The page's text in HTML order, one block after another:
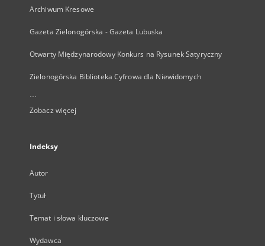
Archiwum Kresowe
Gazeta Zielonogórska - Gazeta Lubuska
Otwarty Międzynarodowy Konkurs na Rysunek Satyryczny
Zielonogórska Biblioteka Cyfrowa dla Niewidomych
...
Zobacz więcej
Indeksy
Autor
Tytuł
Temat i słowa kluczowe
Wydawca